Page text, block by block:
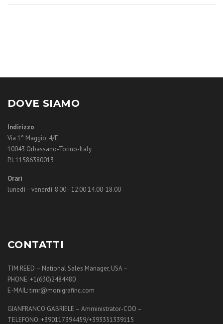
DOVE SIAMO
Indirizzo
Via 1° Maggio, 4/E,
10043 Orbassano-Torino-Italy
P.I. 11586380013
Orari
lunedì—venerdì: 8:00–12:00 14.00-18.00
CONTATTI
TIM REED – National Sales Manager, USA –
PHONE: +1(630)2484480
E-MAIL: timr@monigrafinc.com
GIANFRANCO GABRIELE – Amministrator-COO –
TELEFONO: +390117394459/+393351339115